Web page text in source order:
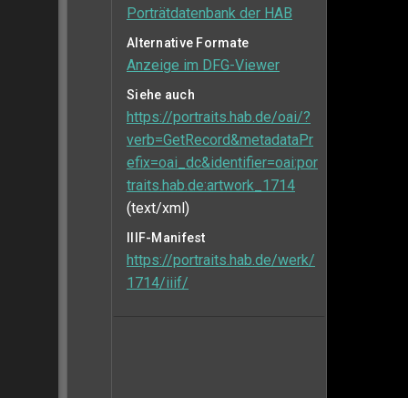
Porträtdatenbank der HAB
Alternative Formate
Anzeige im DFG-Viewer
Siehe auch
https://portraits.hab.de/oai/?
verb=GetRecord&metadataPr
efix=oai_dc&identifier=oai:por
traits.hab.de:artwork_1714
(text/xml)
IIIF-Manifest
https://portraits.hab.de/werk/
1714/iiif/